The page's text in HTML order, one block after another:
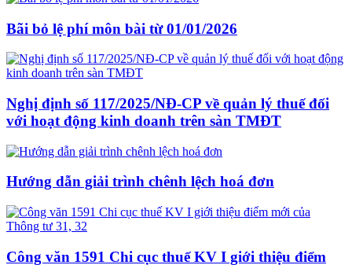
Bãi bỏ lệ phí môn bài từ 01/01/2026
Nghị định số 117/2025/NĐ-CP về quản lý thuế đối
với hoạt động kinh doanh trên sàn TMĐT
Hướng dẫn giải trình chênh lệch hoá đơn
Công văn 1591 Chi cục thuế KV I giới thiệu điểm